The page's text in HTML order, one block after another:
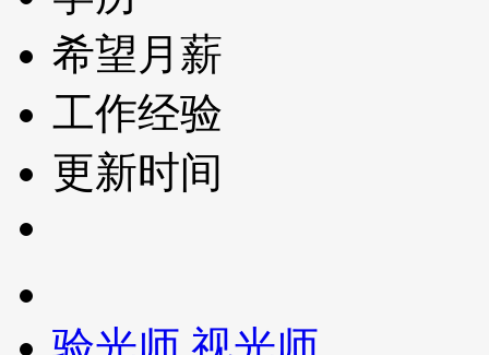
希望月薪
工作经验
更新时间